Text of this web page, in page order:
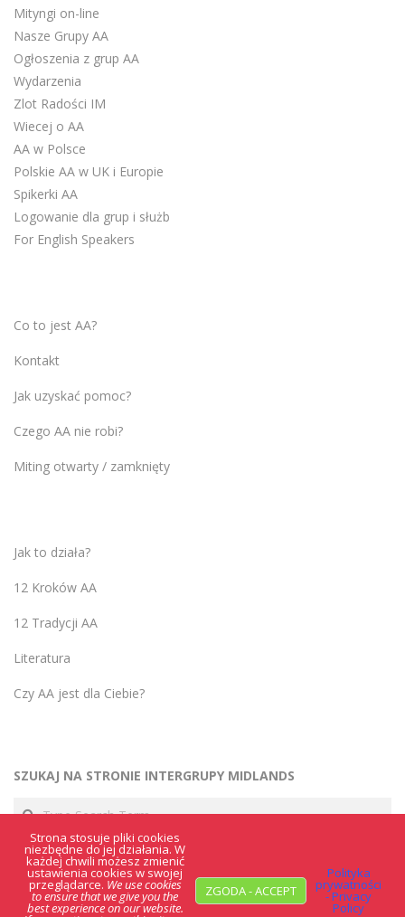
Mityngi on-line
Nasze Grupy AA
Ogłoszenia z grup AA
Wydarzenia
Zlot Radości IM
Wiecej o AA
AA w Polsce
Polskie AA w UK i Europie
Spikerki AA
Logowanie dla grup i służb
For English Speakers
Co to jest AA?
Kontakt
Jak uzyskać pomoc?
Czego AA nie robi?
Miting otwarty / zamknięty
Jak to działa?
12 Kroków AA
12 Tradycji AA
Literatura
Czy AA jest dla Ciebie?
SZUKAJ NA STRONIE INTERGRUPY MIDLANDS
Search
POLITYKA PRYWATNOŚCI / PRIVACY POLICY Creattica. Powered
Strona stosuje pliki cookies
niezbędne do jej działania. W
każdej chwili możesz zmienić
ustawienia cookies w swojej
przeglądarce. We use cookies
to ensure that we give you the
best experience on our website.
ZGODA - ACCEPT
Polityka
prywatności
- Privacy
Policy